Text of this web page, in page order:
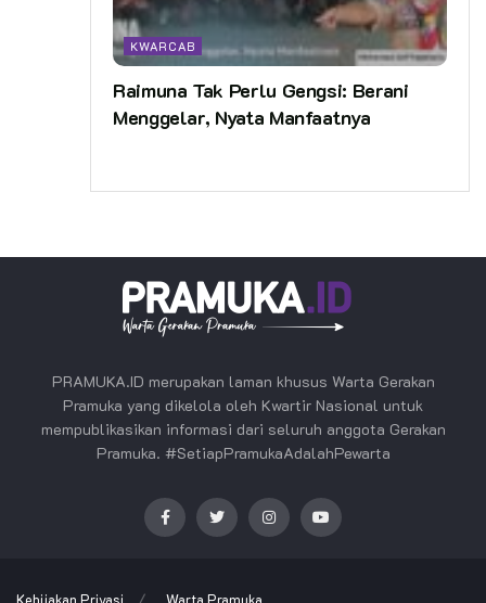
KWARCAB
Raimuna Tak Perlu Gengsi: Berani
Menggelar, Nyata Manfaatnya
PRAMUKA.ID merupakan laman khusus Warta Gerakan
Pramuka yang dikelola oleh Kwartir Nasional untuk
mempublikasikan informasi dari seluruh anggota Gerakan
Pramuka. #SetiapPramukaAdalahPewarta
Kebijakan Privasi Warta Pramuka